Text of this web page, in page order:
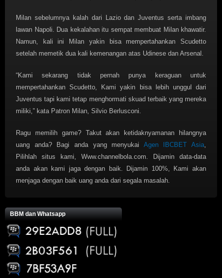
Milan sebelumnya kalah dari Lazio dan Juventus serta imbang
lawan Napoli. Dua kekalahan itu sempat membuat Milan khawatir.
Namun, kali ini Milan yakin bisa mempertahankan Scudetto
setelah memetik dua kali kemenangan atas Udinese dan Arsenal.
“Kami sekarang tidak pernah punya keraguan untuk
mempertahankan Scudetto, Kami yakin bisa lebih unggul dari
Juventus tapi kami tetap menghormati skuad terbaik yang mereka
miliki,” kata Patron Milan, Silvio Berlusconi.
Ragu memilih game? Takut akan ketidaknyamanan hilangnya
uang anda? Bagi anda yang menyukai Agen IBCBET Asia
Pilihlah situs kami, Www.channelbola.com. Dijamin data-data
anda akan kami jaga dengan baik. Dijamin 100%, Kami akan
menjaga dengan baik uang anda dari segala masalah.
BBM dan Whatsapp